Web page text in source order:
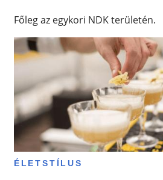
Főleg az egykori NDK területén.
ÉLETSTÍLUS